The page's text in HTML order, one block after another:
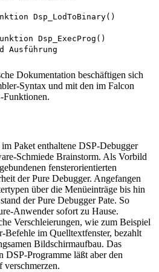
Dsp_LodToBinary()
Dsp_ExecProg()
Dokumentation beschäftigen sich
Syntax und mit den im Falcon
Funktionen.
Paket enthaltene DSP-Debugger
Schmiede Brainstorm. Als Vorbild
fensterorientierten
der Pure Debugger. Angefangen
über die Menüeinträge bis hin
der Pure Debugger Pate. So
Anwender sofort zu Hause.
Verschleierungen, wie zum Beispiel
Befehle im Quelltextfenster, bezahlt
Bildschirmaufbau. Das
DSP-Programme läßt aber den
verschmerzen.